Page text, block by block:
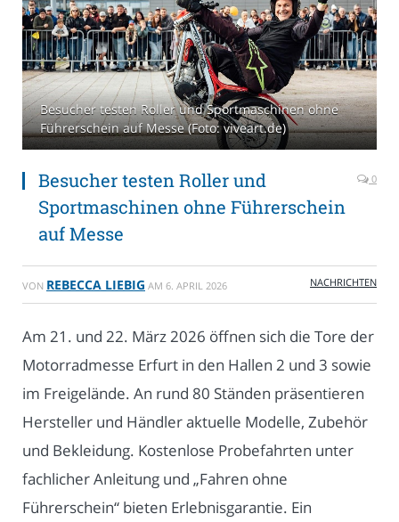
Besucher testen Roller und Sportmaschinen ohne
Führerschein auf Messe (Foto: viveart.de)
Besucher testen Roller und
Sportmaschinen ohne Führerschein
auf Messe
0
VON REBECCA LIEBIG AM 6. APRIL 2026 NACHRICHTEN
Am 21. und 22. März 2026 öffnen sich die Tore der
Motorradmesse Erfurt in den Hallen 2 und 3 sowie
im Freigelände. An rund 80 Ständen präsentieren
Hersteller und Händler aktuelle Modelle, Zubehör
und Bekleidung. Kostenlose Probefahrten unter
fachlicher Anleitung und „Fahren ohne
Führerschein“ bieten Erlebnisgarantie. Ein